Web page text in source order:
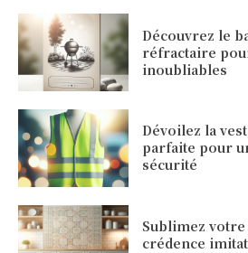
Découvrez le
réfractaire
inoubliables
Dévoilez la
parfaite pour
sécurité
Sublimez votre
crédence